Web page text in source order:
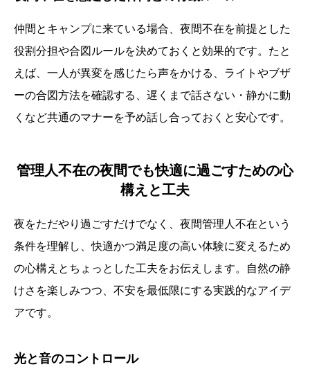
仲間とキャンプに来ている場合、夜間不在を前提とした
役割分担や合図ルールを決めておくと効果的です。たと
えば、一人が異変を感じたら声をかける、ライトやブザ
ーの合図方法を確認する、遅くまで話さない・静かに動
くなど共通のマナーを予め話し合っておくと安心です。
管理人不在の夜間でも快適に過ごすための心
構えと工夫
夜をただやり過ごすだけでなく、夜間管理人不在という
条件を理解し、快適かつ満足度の高い体験に変えるため
の心構えとちょっとした工夫をお伝えします。自然の静
けさを楽しみつつ、不安を最低限にする実践的なアイデ
アです。
光と音のコントロール